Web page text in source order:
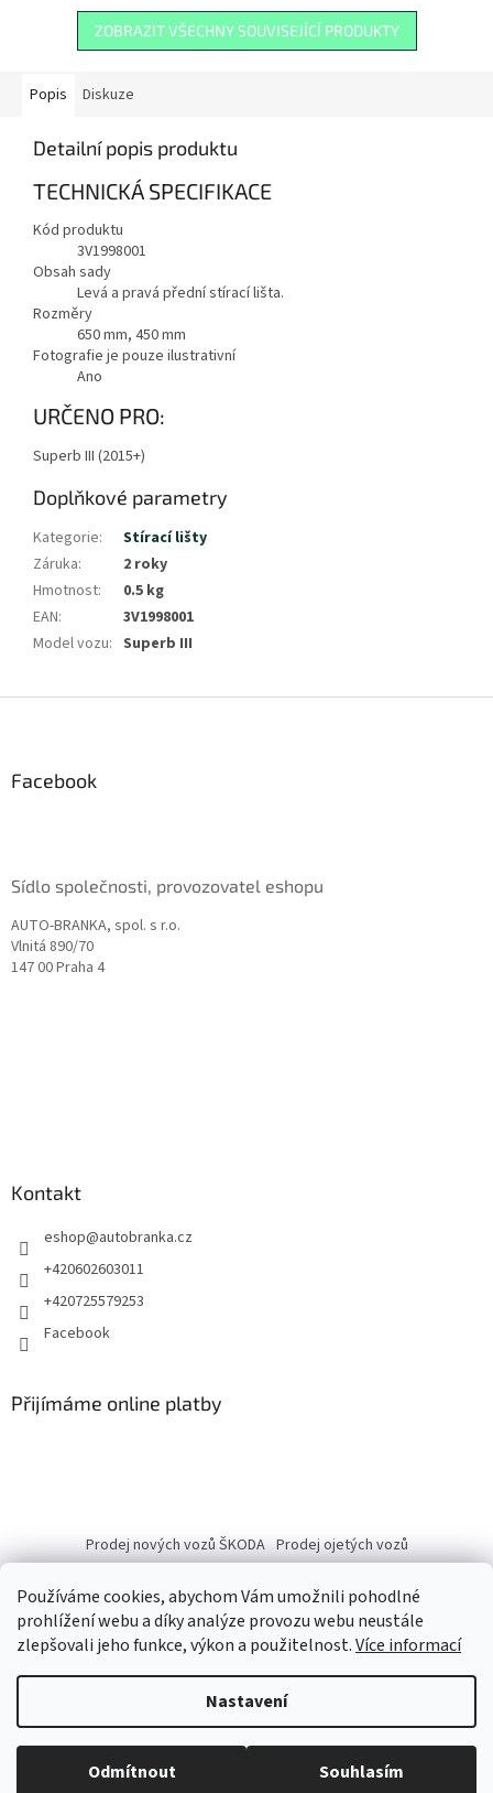
Používáme cookies, abychom Vám umožnili pohodlné
prohlížení webu a díky analýze provozu webu neustále
zlepšovali jeho funkce, výkon a použitelnost.Více informací
Nastavení
Odmítnout Souhlasím
ZOBRAZIT VŠECHNY SOUVISEJÍCÍ PRODUKTY
Popis Diskuze
Detailní popis produktu
TECHNICKÁ SPECIFIKACE
Kód produktu
3V1998001
Obsah sady
Levá a pravá přední stírací lišta.
Rozměry
650 mm, 450 mm
Fotografie je pouze ilustrativní
Ano
URČENO PRO:
Superb III (2015+)
Doplňkové parametry
Kategorie:
Stírací lišty
Záruka:
2 roky
Hmotnost:
0.5 kg
EAN:
3V1998001
Model vozu: Superb III
Facebook
Sídlo společnosti, provozovatel eshopu
AUTO-BRANKA, spol. s r.o.
Vlnitá 890/70
147 00 Praha 4
Kontakt
eshop@autobranka.cz
+420602603011
+420725579253
Facebook
Přijímáme online platby
Prodej nových vozů ŠKODA Prodej ojetých vozů
Copyright 2026eshop.autobranka.cz. Všechna práva vyhrazena.
Upravit nastavení cookies